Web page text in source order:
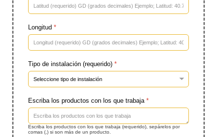
Longitud *
Tipo de instalación (requerido) *
Escriba los productos con los que trabaja *
Escriba los productos con los que trabaja (requerido), sepárelos por
comas (,) si son más de un producto.